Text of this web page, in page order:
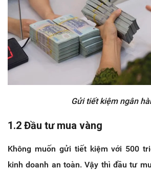
Gửi tiết kiệm ngân
1.2 Đầu tư mua vàng
Không muốn gửi tiết kiệm với 500
kinh doanh an toàn. Vậy thì đầu tư